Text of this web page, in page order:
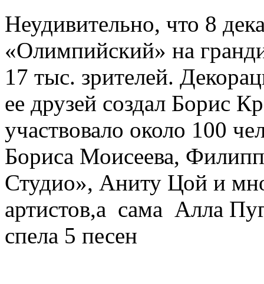
Неудивительно, что 8
«Олимпийский» на
17 тыс. зрителей.
ее друзей создал Борис
участвовало около 100
Бориса Моисеева,
Студио», Аниту Цой и
артистов,а сама Алла
спела 5 песен